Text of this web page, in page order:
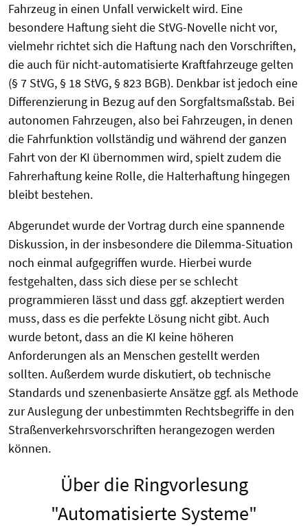
Fahrzeug in einen Unfall verwickelt wird. Eine
besondere Haftung sieht die StVG-Novelle nicht vor,
vielmehr richtet sich die Haftung nach den Vorschriften,
die auch für nicht-automatisierte Kraftfahrzeuge gelten
(§ 7 StVG, § 18 StVG, § 823 BGB). Denkbar ist jedoch eine
Differenzierung in Bezug auf den Sorgfaltsmaßstab. Bei
autonomen Fahrzeugen, also bei Fahrzeugen, in denen
die Fahrfunktion vollständig und während der ganzen
Fahrt von der KI übernommen wird, spielt zudem die
Fahrerhaftung keine Rolle, die Halterhaftung hingegen
bleibt bestehen.
Abgerundet wurde der Vortrag durch eine spannende
Diskussion, in der insbesondere die Dilemma-Situation
noch einmal aufgegriffen wurde. Hierbei wurde
festgehalten, dass sich diese per se schlecht
programmieren lässt und dass ggf. akzeptiert werden
muss, dass es die perfekte Lösung nicht gibt. Auch
wurde betont, dass an die KI keine höheren
Anforderungen als an Menschen gestellt werden
sollten. Außerdem wurde diskutiert, ob technische
Standards und szenenbasierte Ansätze ggf. als Methode
zur Auslegung der unbestimmten Rechtsbegriffe in den
Straßenverkehrsvorschriften herangezogen werden
können.
Über die Ringvorlesung
"Automatisierte Systeme"